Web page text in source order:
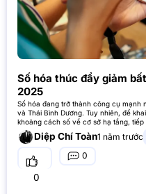
Số hóa thúc đẩy giảm
2025
Số hóa đang trở thành công cụ mạnh
và Thái Bình Dương. Tuy nhiên, để
khoảng cách số về cơ sở hạ tầng,
năng
Diệp Chí Toàn1 năm trước
0
0